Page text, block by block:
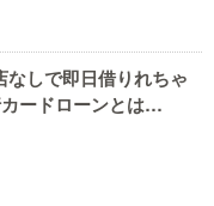
なしで即日借りれちゃ
ードローンとは…